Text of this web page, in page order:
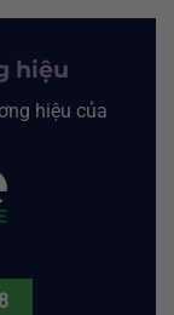
hiệu
hiệu của